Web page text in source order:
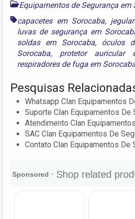
Equipamentos de Segurança em
capacetes em Sorocaba,
luvas de segurança em
soldas em Sorocaba, óculos
Sorocaba, protetor auricular
respiradores de fuga em
Pesquisas
Whatsapp Clan Equipamentos
Suporte Clan Equipamentos De
Atendimento Clan
SAC Clan Equipamentos De
Contato Clan Equipamentos De